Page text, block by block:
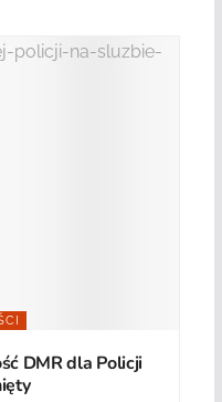
DMR dla Policji